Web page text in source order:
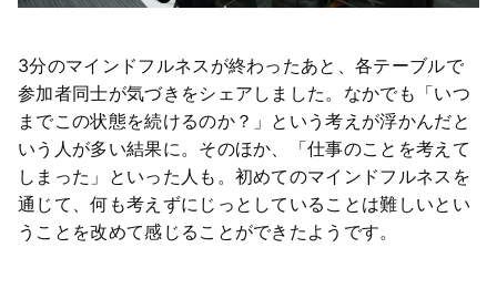
3分のマインドフルネスが終わったあと、各テーブルで
参加者同士が気づきをシェアしました。なかでも「いつ
までこの状態を続けるのか？」という考えが浮かんだと
いう人が多い結果に。そのほか、「仕事のことを考えて
しまった」といった人も。初めてのマインドフルネスを
通じて、何も考えずにじっとしていることは難しいとい
うことを改めて感じることができたようです。